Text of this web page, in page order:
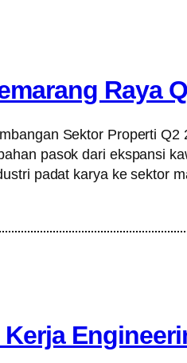
Raya
Sektor Properti
pasok dari ekspansi
padat karya ke sektor